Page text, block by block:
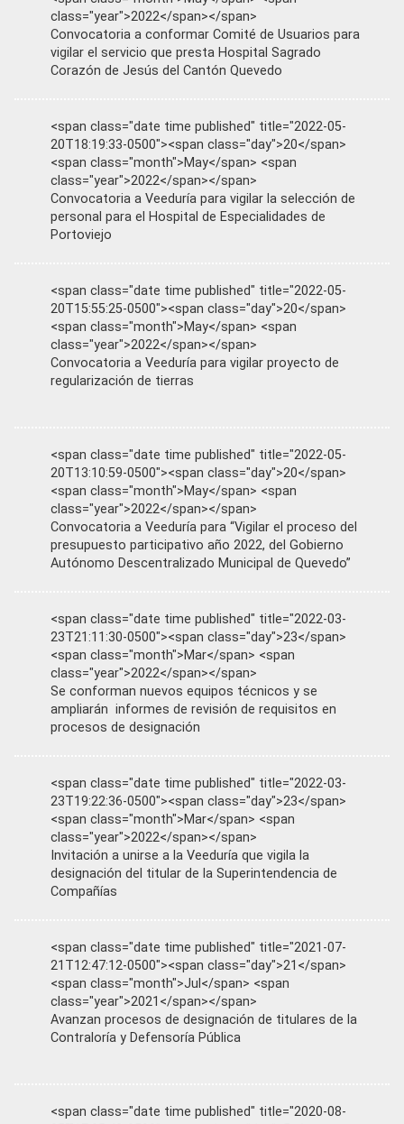
class="year">2022</span></span>
Convocatoria a conformar Comité de Usuarios para
vigilar el servicio que presta Hospital Sagrado
Corazón de Jesús del Cantón Quevedo
<span class="date time published" title="2022-05-
20T18:19:33-0500"><span class="day">20</span>
<span class="month">May</span> <span
class="year">2022</span></span>
Convocatoria a Veeduría para vigilar la selección de
personal para el Hospital de Especialidades de
Portoviejo
<span class="date time published" title="2022-05-
20T15:55:25-0500"><span class="day">20</span>
<span class="month">May</span> <span
class="year">2022</span></span>
Convocatoria a Veeduría para vigilar proyecto de
regularización de tierras
<span class="date time published" title="2022-05-
20T13:10:59-0500"><span class="day">20</span>
<span class="month">May</span> <span
class="year">2022</span></span>
Convocatoria a Veeduría para “Vigilar el proceso del
presupuesto participativo año 2022, del Gobierno
Autónomo Descentralizado Municipal de Quevedo”
<span class="date time published" title="2022-03-
23T21:11:30-0500"><span class="day">23</span>
<span class="month">Mar</span> <span
class="year">2022</span></span>
Se conforman nuevos equipos técnicos y se
ampliarán informes de revisión de requisitos en
procesos de designación
<span class="date time published" title="2022-03-
23T19:22:36-0500"><span class="day">23</span>
<span class="month">Mar</span> <span
class="year">2022</span></span>
Invitación a unirse a la Veeduría que vigila la
designación del titular de la Superintendencia de
Compañías
<span class="date time published" title="2021-07-
21T12:47:12-0500"><span class="day">21</span>
<span class="month">Jul</span> <span
class="year">2021</span></span>
Avanzan procesos de designación de titulares de la
Contraloría y Defensoría Pública
<span class="date time published" title="2020-08-